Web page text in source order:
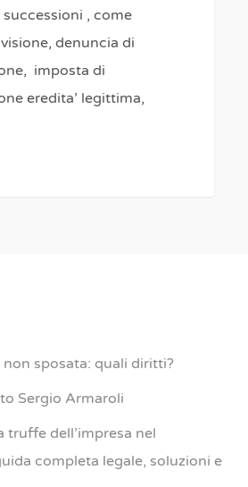
, come
denuncia di
imposta di
eredita’ legittima,
sposata: quali diritti?
Sergio Armaroli
truffe dell’impresa nel
completa legale, soluzioni e